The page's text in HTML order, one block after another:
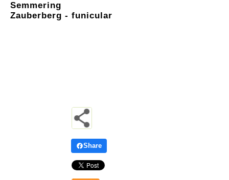
Semmering
Zauberberg - funicular
Share